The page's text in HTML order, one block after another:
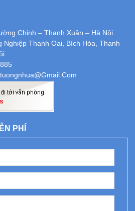
Chinh – Thanh Xuân – Hà Nội
Nghiệp Thanh Oai, Bích Hòa, Thanh
PHÍ